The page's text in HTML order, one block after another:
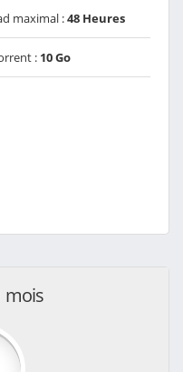
maximal :48 Heures
: 10 Go
mois